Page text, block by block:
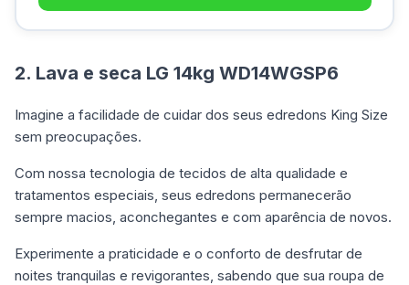
2. Lava e seca LG 14kg WD14WGSP6
Imagine a facilidade de cuidar dos seus edredons King Size
sem preocupações.
Com nossa tecnologia de tecidos de alta qualidade e
tratamentos especiais, seus edredons permanecerão
sempre macios, aconchegantes e com aparência de novos.
Experimente a praticidade e o conforto de desfrutar de
noites tranquilas e revigorantes, sabendo que sua roupa de